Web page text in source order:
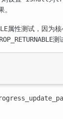
属性测试，因为
测